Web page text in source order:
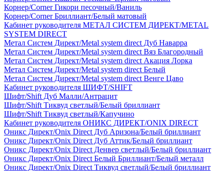
Корнер/Corner Гикори песочный/Ваниль
Корнер/Corner Бриллиант/Белый матовый
Кабинет руководителя МЕТАЛ СИСТЕМ ДИРЕКТ/METAL
SYSTEM DIRECT
Метал Систем Директ/Metal system direct Дуб Наварра
Метал Систем Директ/Metal system direct Вяз Благородный
Метал Систем Директ/Metal system direct Акация Лорка
Метал Систем Директ/Metal system direct Белый
Метал Систем Директ/Metal system direct Венге Цаво
Кабинет руководителя ШИФТ/SHIFT
Шифт/Shift Дуб Малли/Антрацит
Шифт/Shift Тиквуд светлый/Белый бриллиант
Шифт/Shift Тиквуд светлый/Капучино
Кабинет руководителя ОНИКС ДИРЕКТ/ONIX DIRECT
Оникс Директ/Onix Direct Дуб Аризона/Белый бриллиант
Оникс Директ/Onix Direct Дуб Аттик/Белый бриллиант
Оникс Директ/Onix Direct Денвер светлый/Белый бриллиант
Оникс Директ/Onix Direct Белый Бриллиант/Белый металл
Оникс Директ/Onix Direct Тиквуд светлый/Белый бриллиант